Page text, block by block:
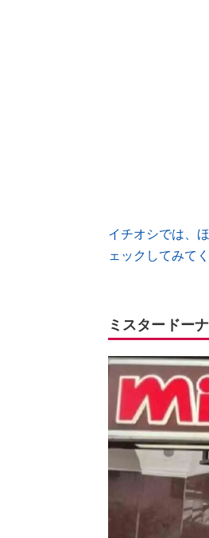
イチオシでは、
ェックしてみてく
ミスタードー